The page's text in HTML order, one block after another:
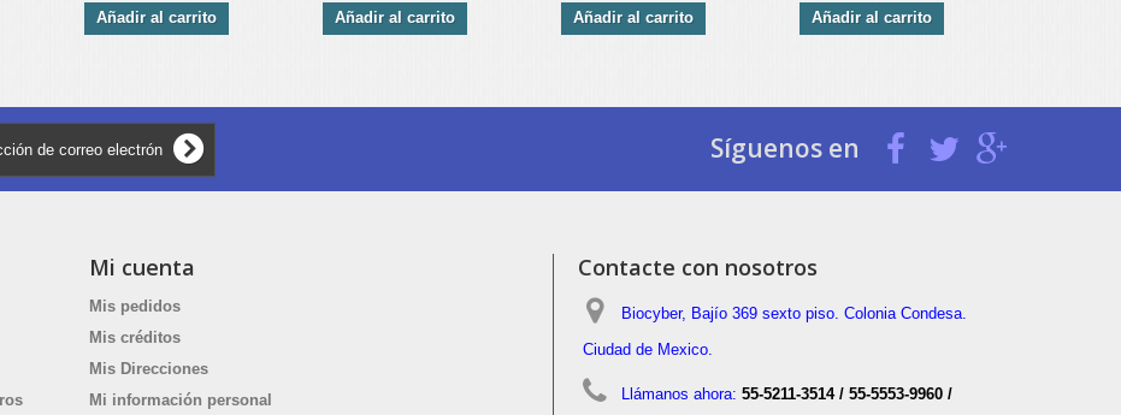
Añadir al carrito Añadir al carrito Añadir al carrito Añadir al carrito
Síguenos en
Mi cuenta
Mis pedidos
Mis créditos
Mis Direcciones
Mi información personal
Contacte con nosotros
Biocyber, Bajío 369 sexto piso. Colonia Condesa.
Ciudad de Mexico.
Llámanos ahora: 55-5211-3514 / 55-5553-9960 /